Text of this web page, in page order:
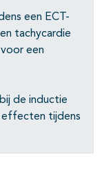
een ECT-
tachycardie
een
de inductie
effecten tijdens